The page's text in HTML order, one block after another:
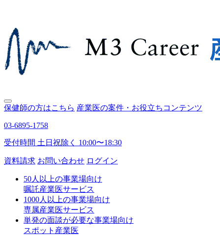
保健師の方はこちら 産業医の案件・お役立ちコンテンツ
03-6895-1758
受付時間 土日祝除く 10:00〜18:30
資料請求 お問い合わせ ログイン
50人以上の事業場向け
嘱託産業医サービス
1000人以上の事業場向け
専属産業医サービス
単発の面談が必要な事業場向け
スポット産業医